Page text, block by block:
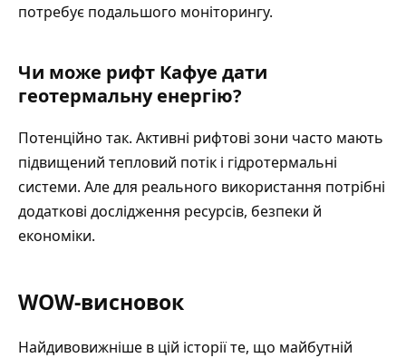
потребує подальшого моніторингу.
Чи може рифт Кафуе дати
геотермальну енергію?
Потенційно так. Активні рифтові зони часто мають
підвищений тепловий потік і гідротермальні
системи. Але для реального використання потрібні
додаткові дослідження ресурсів, безпеки й
економіки.
WOW-висновок
Найдивовижніше в цій історії те, що майбутній